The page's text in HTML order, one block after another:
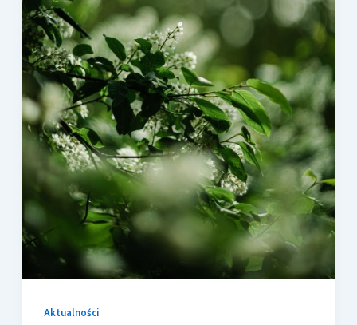
Aktualności